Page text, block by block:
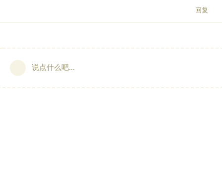
回复
说点什么吧...